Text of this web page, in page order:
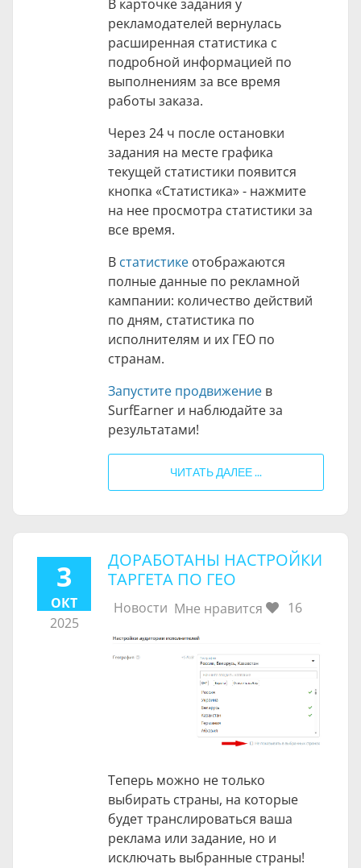
В карточке задания у
рекламодателей вернулась
расширенная статистика с
подробной информацией по
выполнениям за все время
работы заказа.
Через 24 ч после остановки
задания на месте графика
текущей статистики появится
кнопка «Статистика» - нажмите
на нее просмотра статистики за
все время.
В статистике отображаются
полные данные по рекламной
кампании: количество действий
по дням, статистика по
исполнителям и их ГЕО по
странам.
Запустите продвижение в
SurfEarner и наблюдайте за
результатами!
ЧИТАТЬ ДАЛЕЕ ...
3
ОКТ
2025
ДОРАБОТАНЫ НАСТРОЙКИ
ТАРГЕТА ПО ГЕО
Новости Мне нравится 16
Теперь можно не только
выбирать страны, на которые
будет транслироваться ваша
реклама или задание, но и
исключать выбранные страны!